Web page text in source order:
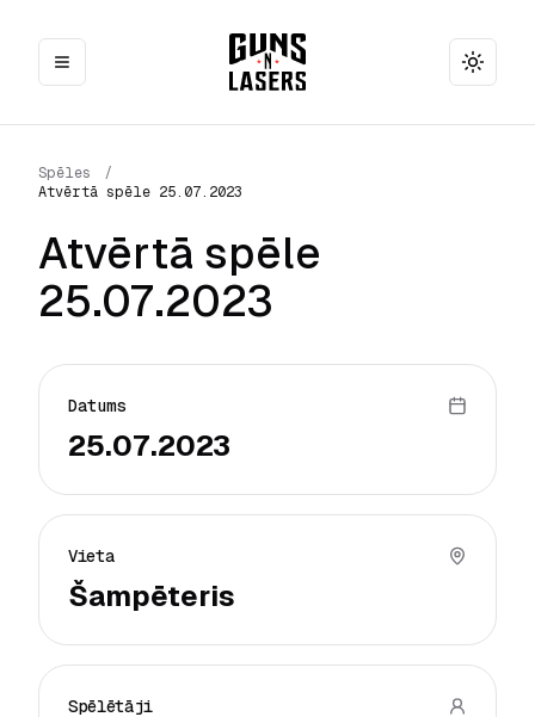
Toggle
Spēles
/
Atvērtā spēle 25.07.2023
Atvērtā spēle
25.07.2023
Datums
25.07.2023
Vieta
Šampēteris
Spēlētāji